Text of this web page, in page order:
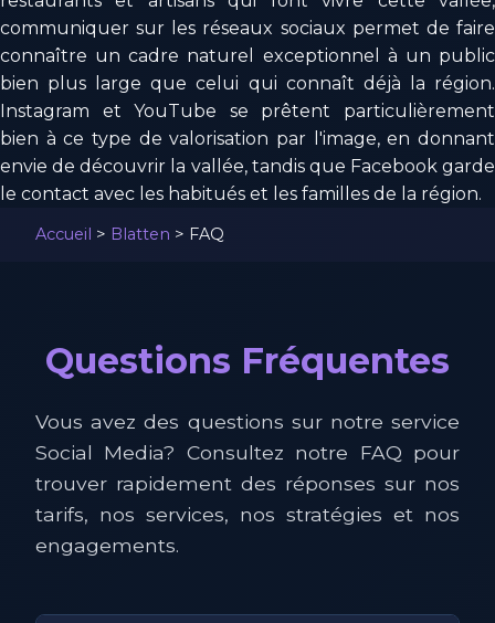
communiquer sur les réseaux sociaux permet de faire
connaître un cadre naturel exceptionnel à un public
bien plus large que celui qui connaît déjà la région.
Instagram et YouTube se prêtent particulièrement
bien à ce type de valorisation par l'image, en donnant
envie de découvrir la vallée, tandis que Facebook garde
le contact avec les habitués et les familles de la région.
Accueil > Blatten > FAQ
Questions Fréquentes
Vous avez des questions sur notre service
Social Media? Consultez notre FAQ pour
trouver rapidement des réponses sur nos
tarifs, nos services, nos stratégies et nos
engagements.